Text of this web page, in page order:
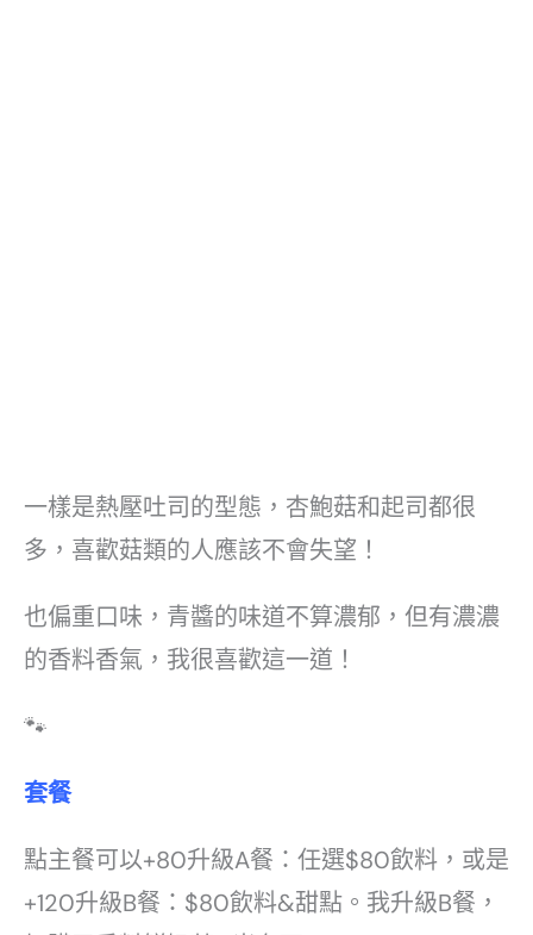
一樣是熱壓吐司的型態，杏鮑菇和起司都很
多，喜歡菇類的人應該不會失望！
也偏重口味，青醬的味道不算濃郁，但有濃濃
的香料香氣，我很喜歡這一道！
🐾
套餐
點主餐可以+80升級A餐：任選$80飲料，或是
+120升級B餐：$80飲料&甜點。我升級B餐，